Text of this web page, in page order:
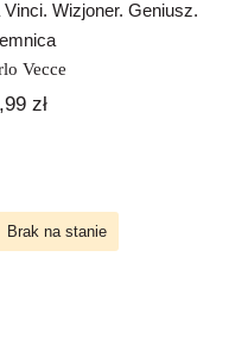
Vinci. Wizjoner. Geniusz.
Vecce
zł
Brak na stanie